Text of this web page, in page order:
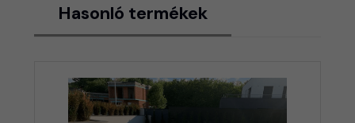
Hasonló termékek